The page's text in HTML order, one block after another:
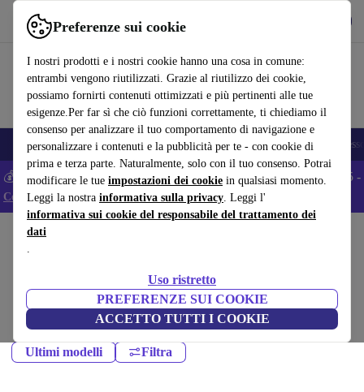
Preferenze sui cookie
I nostri prodotti e i nostri cookie hanno una cosa in comune:
entrambi vengono riutilizzati. Grazie al riutilizzo dei cookie,
possiamo fornirti contenuti ottimizzati e più pertinenti alle tue
esigenze.Per far sì che ciò funzioni correttamente, ti chiediamo il
consenso per analizzare il tuo comportamento di navigazione e
personalizzare i contenuti e la pubblicità per te - con cookie di
prima e terza parte. Naturalmente, solo con il tuo consenso. Potrai
modificare le tue impostazioni dei cookie in qualsiasi momento.
Leggi la nostra informativa sulla privacy. Leggi l'
informativa sui cookie del responsabile del trattamento dei
dati
.
Uso ristretto
PREFERENZE SUI COOKIE
ACCETTO TUTTI I COOKIE
Usa refurbed in modo rapido e semplice
🎒 Back to school Smartphone Portatili Tablet Smartwatch
💰 Extra -5% su tutti gli smartphone Android - Codice: ANDROID5 -
Condizioni
Home
Cellulari Sony ricondizionati certificati sotto 1200 – risparmia fino al
40%. Resi entro 30 giorni e garanzia di 12 mesi. Acquista in modo
sostenibile oggi!
Ultimi modelli Filtra